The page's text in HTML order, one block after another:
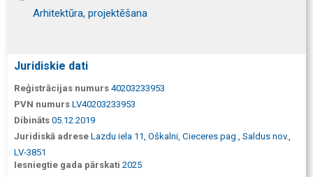
Arhitektūra, projektēšana
Juridiskie dati
Reģistrācijas numurs 40203233953
PVN numurs LV40203233953
Dibināts 05.12.2019
Juridiskā adrese Lazdu iela 11, Oškalni, Cieceres pag., Saldus nov.,
LV-3851
Iesniegtie gada pārskati 2025